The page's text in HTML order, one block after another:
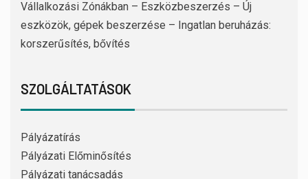
Vállalkozási Zónákban – Eszközbeszerzés – Új
eszközök, gépek beszerzése – Ingatlan beruházás:
korszerűsítés, bővítés
SZOLGÁLTATÁSOK
Pályázatírás
Pályázati Előminősítés
Pályázati tanácsadás